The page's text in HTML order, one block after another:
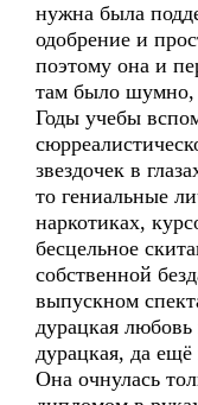
нужна была
одобрение и
поэтому она и
там было шумно,
Годы учебы
звездочек в
то гениальные
наркотиках,
бесцельное
собственной
выпускном
дурацкая
дурацкая, да
Она очнулась